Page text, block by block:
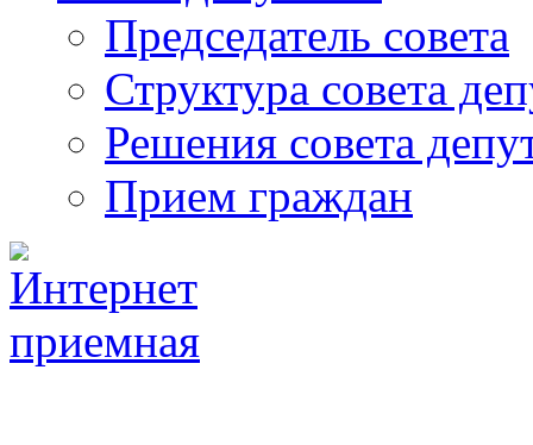
Председатель совета
Структура совета
Решения совета
Прием граждан